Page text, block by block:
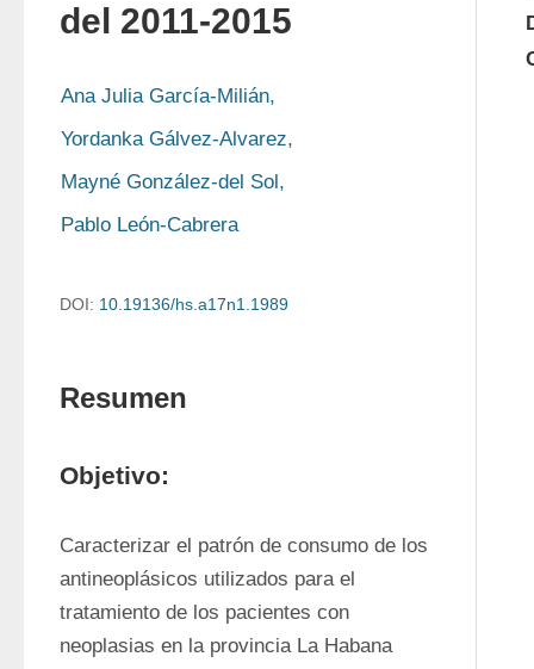
del 2011-2015
Ana Julia García-Milián,
Yordanka Gálvez-Alvarez,
Mayné González-del Sol,
Pablo León-Cabrera
DOI: 10.19136/hs.a17n1.1989
Resumen
Objetivo:
Caracterizar el patrón de consumo de los
antineoplásicos utilizados para el
tratamiento de los pacientes con
neoplasias en la provincia La Habana